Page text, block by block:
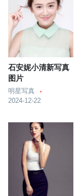
石安妮小清新写真
图片
明星写真
2024-12-22